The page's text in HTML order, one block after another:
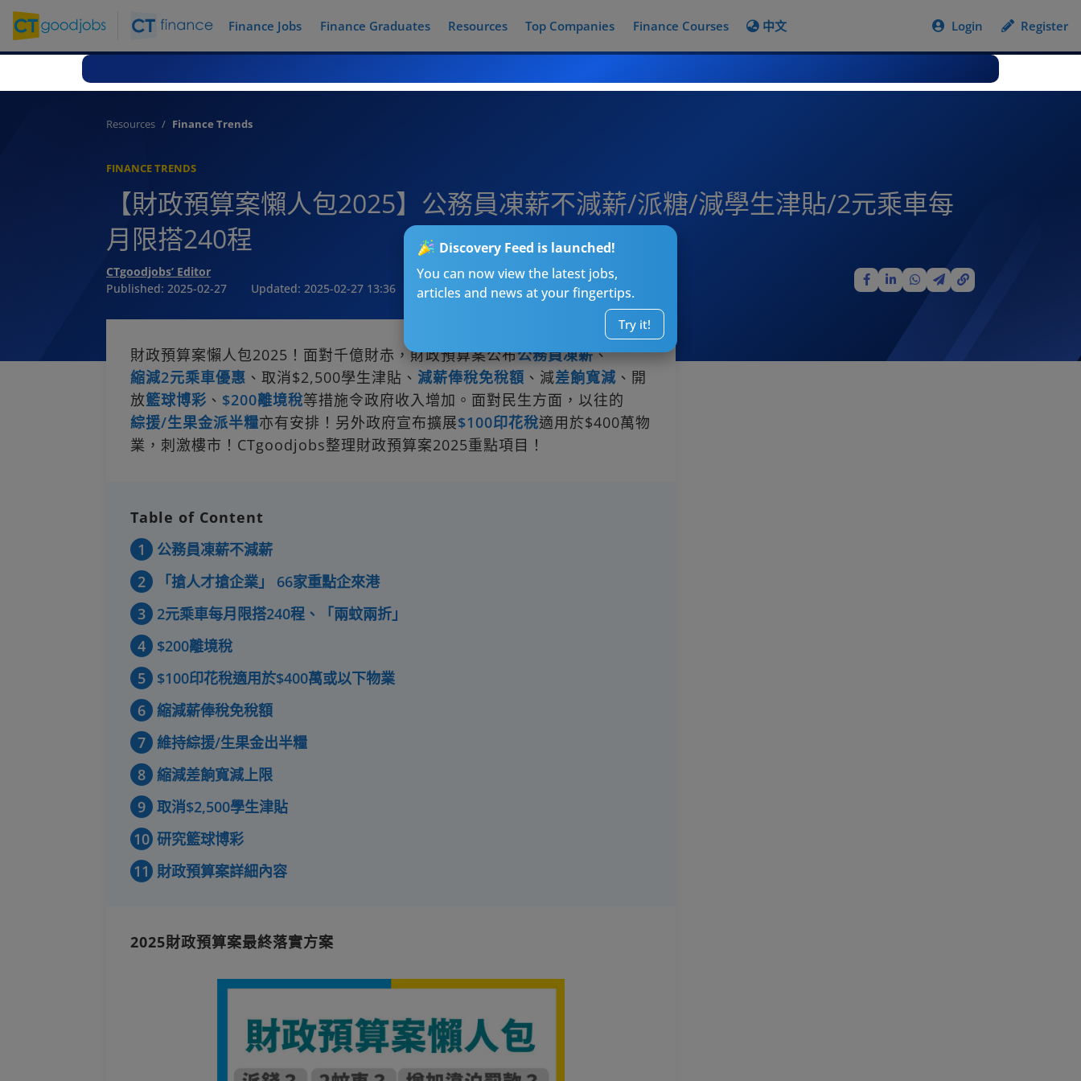
Finance Jobs Finance Graduates Resources Top Companies Finance Courses 中文 Login Register
Discovery Feed is launched!
You can now view the latest jobs,
articles and news at your fingertips.
Try it!
Resources Finance Trends
FINANCE TRENDS
【財政預算案懶人包2025】公務員凍薪不減薪/派糖/減學生津貼/2元乘車每
月限搭240程
CTgoodjobs’ Editor
Published: 2025-02-27 Updated: 2025-02-27 13:36
財政預算案懶人包2025！面對千億財赤，財政預算案公布公務員凍薪、
縮減2元乘車優惠 、取消$2,500學生津貼、 減薪俸稅免稅額 、減差餉寬減 、開
放籃球博彩 、 $200離境稅等措施令政府收入增加。面對民生方面，以往的
綜援/生果金派半糧亦有安排！另外政府宣布擴展$100印花稅適用於$400萬物
業，刺激樓市！CTgoodjobs整理財政預算案2025重點項目！
Table of Content
1
公務員凍薪不減薪
2
「搶人才搶企業」 66家重點企來港
3
2元乘車每月限搭240程、「兩蚊兩折」
4
$200離境稅
5
$100印花稅適用於$400萬或以下物業
6 縮減薪俸稅免稅額
7
維持綜援/生果金出半糧
8 縮減差餉寬減上限
9 取消$2,500學生津貼
10 研究籃球博彩
11 財政預算案詳細內容
2025財政預算案最終落實方案